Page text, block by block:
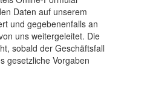
Daten auf unserem
und gegebenenfalls an
uns weitergeleitet. Die
sobald der Geschäftsfall
gesetzliche Vorgaben